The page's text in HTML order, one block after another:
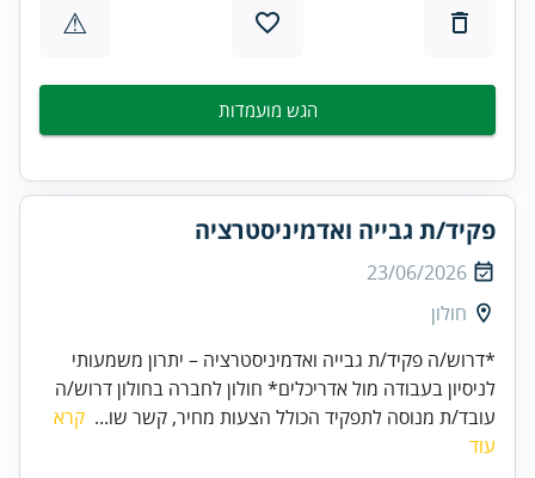
⚠
הגש מועמדות
פקיד/ת גבייה ואדמיניסטרציה
23/06/2026
חולון
*דרוש/ה פקיד/ת גבייה ואדמיניסטרציה – יתרון משמעותי
לניסיון בעבודה מול אדריכלים* חולון לחברה בחולון דרוש/ה
עובד/ת מנוסה לתפקיד הכולל הצעות מחיר, קשר שו... קרא
עוד